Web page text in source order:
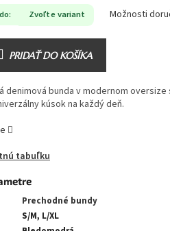
Zvoľte variant Možnosti
PRIDAŤ DO KOŠÍKA
denimová bunda v modernom oversize
kúsok na každý deň.
tabuľku
Prechodné bundy
S/M, L/XL